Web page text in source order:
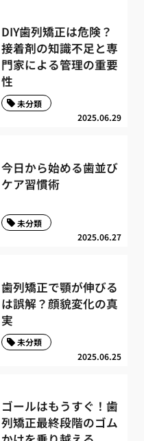
DIY歯列矯正は危険？
接着剤の知識不足と専
門家による管理の重要
性
2025.06.29
未分類
今日から始める歯並び
ケア習慣術
2025.06.27
未分類
歯列矯正で顎が伸びる
は誤解？顔貌変化の真
実
2025.06.25
未分類
ゴールはもうすぐ！歯
列矯正最終段階のゴム